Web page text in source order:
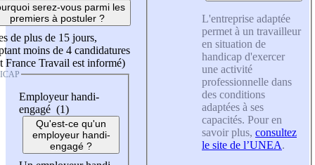
serez-vous parmi les
premiers à postuler ?
de plus de 15 jours,
moins de 4 candidatures
France Travail est informé)
Employeur handi-
engagé (1)
Qu'est-ce qu'un
employeur handi-
engagé ?
L'entreprise adaptée
permet à un travailleur
en situation de
handicap d'exercer
une activité
professionnelle dans
des conditions
adaptées à ses
capacités. Pour en
savoir plus, consultez
le site de l’UNEA.